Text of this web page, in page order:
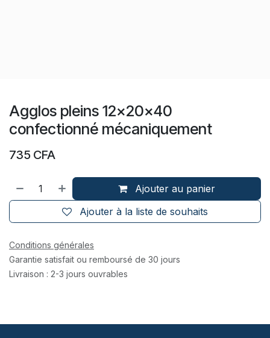
Agglos pleins 12x20x40
confectionné mécaniquement
735 CFA
Ajouter au panier
Ajouter à la liste de souhaits
Conditions générales
Garantie satisfait ou remboursé de 30 jours
Livraison : 2-3 jours ouvrables